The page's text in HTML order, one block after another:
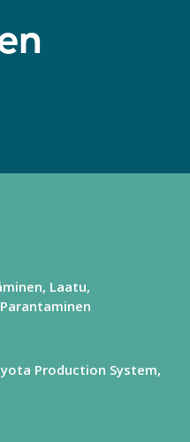
Laatu
Parantaminen
Production System,